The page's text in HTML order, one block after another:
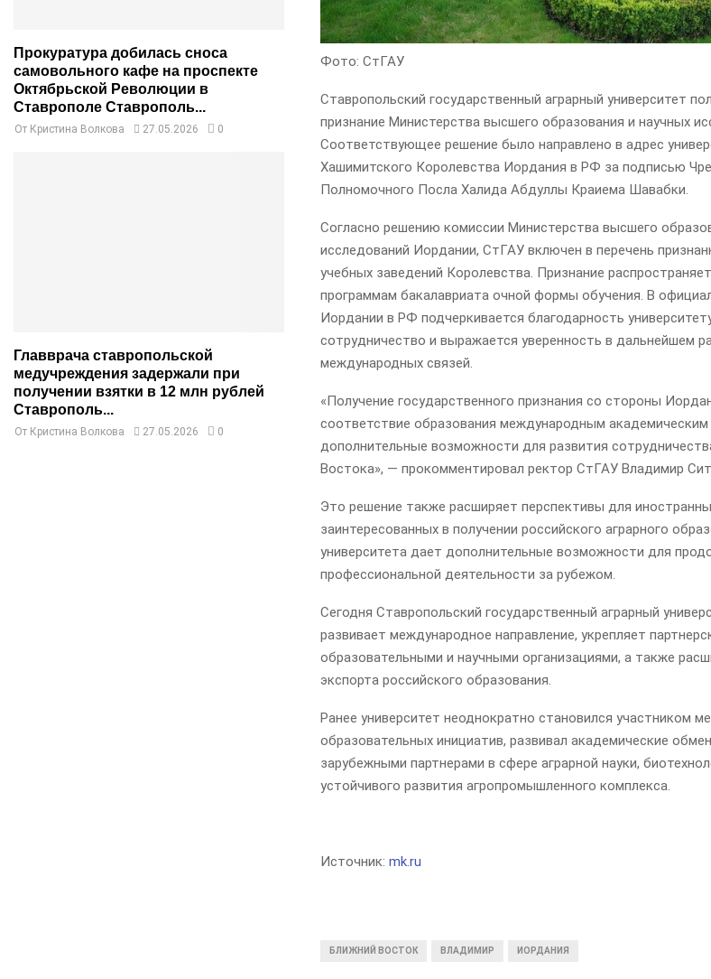
Фото: СтГАУ
Ставропольский государственный аграрный университет
признание Министерства высшего образования и научных
Соответствующее решение было направлено в адрес
Хашимитского Королевства Иордания в РФ за подписью
Полномочного Посла Халида Абдуллы Краиема Шавабки.
Согласно решению комиссии Министерства высшего
исследований Иордании, СтГАУ включен в перечень
учебных заведений Королевства. Признание
программам бакалавриата очной формы обучения. В
Иордании в РФ подчеркивается благодарность
сотрудничество и выражается уверенность в дальнейшем
международных связей.
«Получение государственного признания со стороны
соответствие образования международным
дополнительные возможности для развития
Востока», — прокомментировал ректор СтГАУ Владимир
Это решение также расширяет перспективы для
заинтересованных в получении российского аграрного
университета дает дополнительные возможности для
профессиональной деятельности за рубежом.
Сегодня Ставропольский государственный аграрный
развивает международное направление, укрепляет
образовательными и научными организациями, а также
экспорта российского образования.
Ранее университет неоднократно становился участником
образовательных инициатив, развивал академические
зарубежными партнерами в сфере аграрной науки,
устойчивого развития агропромышленного комплекса.
Источник: mk.ru
БЛИЖНИЙ ВОСТОК ВЛАДИМИР ИОРДАНИЯ
Прокуратура добилась сноса
самовольного кафе на проспекте
Октябрьской Революции в
Ставрополе Ставрополь...
От Кристина Волкова 27.05.2026 0
Главврача ставропольской
медучреждения задержали при
получении взятки в 12 млн рублей
Ставрополь...
От Кристина Волкова 27.05.2026 0